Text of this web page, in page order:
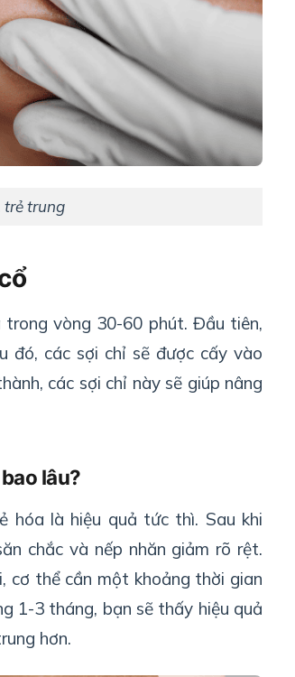
trẻ trung
vòng 30-60 phút. Đầu tiên,
đó, các sợi chỉ sẽ được cấy vào
các sợi chỉ này sẽ giúp nâng
lâu?
hóa là hiệu quả tức thì. Sau khi
chắc và nếp nhăn giảm rõ rệt.
cơ thể cần một khoảng thời gian
1-3 tháng, bạn sẽ thấy hiệu quả
hơn.